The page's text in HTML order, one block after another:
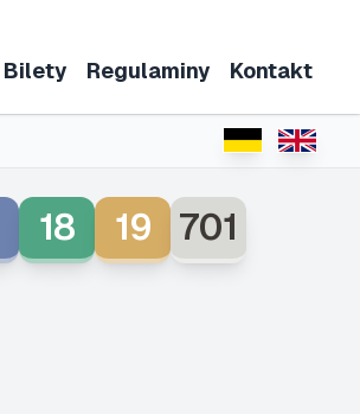
Bilety Regulaminy Kontakt
18 19 701